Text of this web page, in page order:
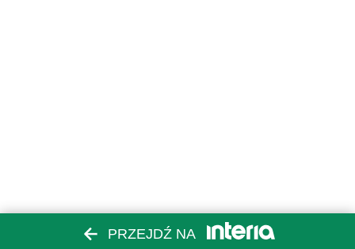
PRZEJDŹ NA